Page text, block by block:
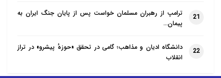
21
ترامپ از رهبران مسلمان خواست پس از پایان جنگ ایران به
پیمان…
22
دانشگاه ادیان و مذاهب؛ گامی در تحقق «حوزهٔ پیشرو» در تراز
انقلاب